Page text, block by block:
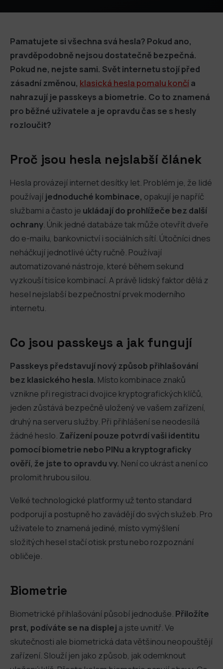
Pamatujete si všechna svá hesla? Pokud ano,
pravděpodobně nejsou dostatečně bezpečná.
Pokud ne, nejste sami. Svět internetu stojí před
zásadní změnou, klasická hesla pomalu končía
nahrazují je passkeys a biometrie. Co to znamená
pro běžné uživatele a je opravdu čas se s hesly
rozloučit?
Proč jsou hesla nejslabší článek
Hesla provázejí internet desítky let. Problém je, že lidé
používají jednoduché kombinace, opakují je napříč
službami a často je ukládají do prohlížeče bez další
ochrany . Únik jedné databáze tak může otevřít dveře
do e-mailu, bankovnictví i sociálních sítí. Útočníci dnes
neháčkují jednotlivé účty ručně. Používají
automatizované nástroje, které během sekund
vyzkouší tisíce kombinací. A právě lidský faktor dělá z
hesel nejslabší bezpečnostní prvek moderního
internetu.
Co jsou passkeys a jak fungují
Passkeys představují nový způsob přihlašování
bez klasického hesla. Místo kombinace znaků
vznikne při registraci dvojice kryptografických klíčů,
jeden zůstává bezpečně uložený ve vašem zařízení,
druhý na serveru služby. Při přihlášení se neodesílá
žádné heslo. Zařízení pouze potvrdí vaši identitu
pomocí biometrie nebo PINu a kryptograficky
ověří, že jste to opravdu vy. Není co ukrást a není co
prolomit hrubou silou.
Velké technologické platformy už tento standard
podporují a postupně ho zavádějí do svých služeb. Pro
uživatele to znamená jediné, místo vymýšlení
složitých hesel stačí otisk prstu nebo rozpoznání
obličeje.
Biometrie
Biometrické přihlašování působí jednoduše. Přiložíte
prst, podíváte se na displej a jste uvnitř. Ve
skutečnosti ale biometrická data většinou neopouštějí
zařízení. Slouží jen jako způsob, jak odemknout